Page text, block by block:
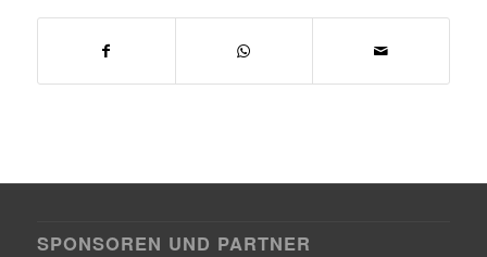
SPONSOREN UND PARTNER